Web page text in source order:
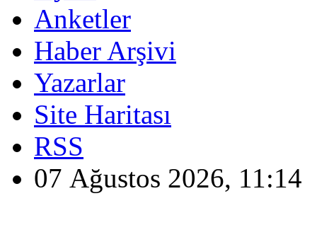
Anketler
Haber Arşivi
Yazarlar
Site Haritası
RSS
07 Ağustos 2026, 11:14